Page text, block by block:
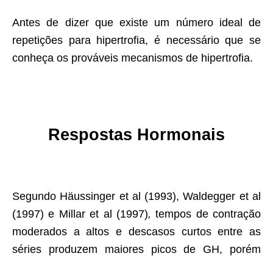
Antes de dizer que existe um número ideal de
repetições para hipertrofia, é necessário que se
conheça os prováveis mecanismos de hipertrofia.
Respostas Hormonais
Segundo Häussinger et al (1993), Waldegger et al
(1997) e Millar et al (1997),tempos de contração
moderados a altos e descasos curtos entre as
séries produzem maiores picos de GH, porém